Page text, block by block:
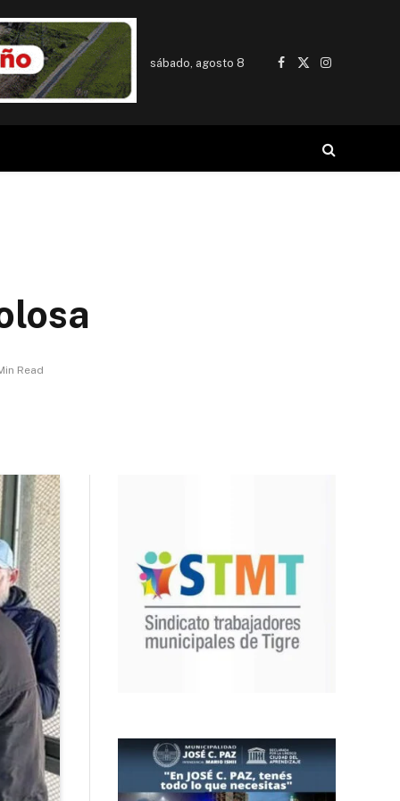
sábado, agosto 8
Facebook
X
Instagram
Read